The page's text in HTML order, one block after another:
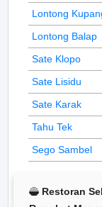
Lontong
Lontong Balap
Sate Klopo
Sate Lisidu
Sate Karak
Tahu Tek
Sego Sambel
Restoran